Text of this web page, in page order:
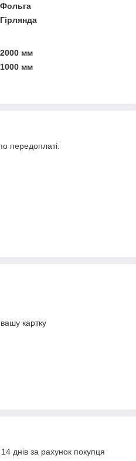
Фольга
Гірлянда
2000 мм
1000 мм
передоплаті.
картку
днів за рахунок покупця